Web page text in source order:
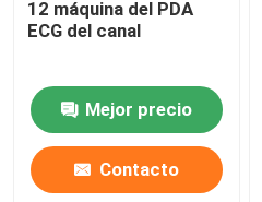
12 máquina del PDA
ECG del canal
Mejor precio
Contacto